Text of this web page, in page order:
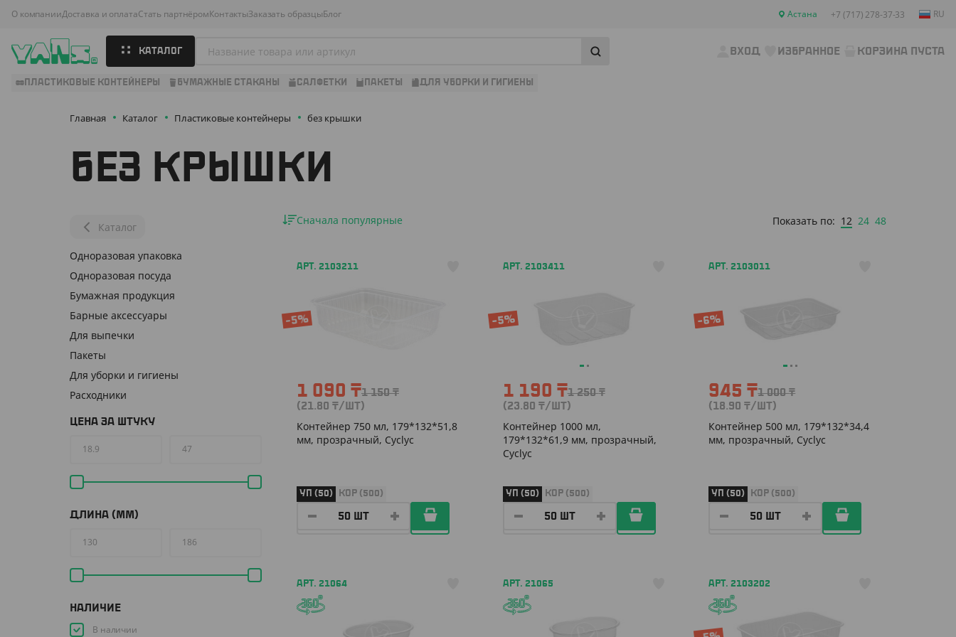
О компанииДоставка и оплатаСтать партнёромКонтактыЗаказать образцыБлог Астана +7 (717) 278-37-33 RU
КАТАЛОГ ВХОД ИЗБРАННОЕ КОРЗИНА ПУСТА
ПЛАСТИКОВЫЕ КОНТЕЙНЕРЫ БУМАЖНЫЕ СТАКАНЫ САЛФЕТКИ ПАКЕТЫ ДЛЯ УБОРКИ И ГИГИЕНЫ
Главная Каталог Пластиковые контейнеры без крышки
БЕЗ КРЫШКИ
Каталог
Одноразовая упаковка
Одноразовая посуда
Бумажная продукция
Барные аксессуары
Для выпечки
Пакеты
Для уборки и гигиены
Расходники
ЦЕНА ЗА ШТУКУ
ДЛИНА (ММ)
НАЛИЧИЕ
В наличии
Сначала популярные Показать по: 12 24 48
АРТ. 2103211
-5%
1 090 ₸1 150₸
(21.80 ₸/ШТ)
Контейнер 750 мл, 179*132*51,8
мм, прозрачный, Cyclyc
УП (50) КОР (500)
АРТ. 2103411
-5%
1 190 ₸1 250₸
(23.80 ₸/ШТ)
Контейнер 1000 мл,
179*132*61,9 мм, прозрачный,
Cyclyc
УП (50) КОР (500)
АРТ. 2103011
-6%
945₸1 000₸
(18.90₸/ШТ)
Контейнер 500 мл, 179*132*34,4
мм, прозрачный, Cyclyc
УП (50) КОР (500)
АРТ. 21064 АРТ. 21065 АРТ. 2103202